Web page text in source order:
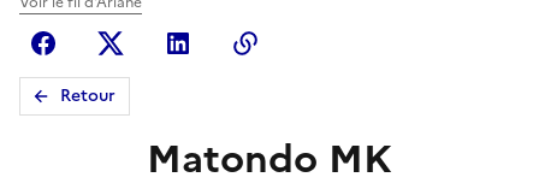
FacebookX (anciennement Twitter)
Linkedin
Retour
Matondo MK